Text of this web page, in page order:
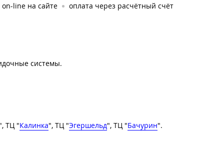
on-line на сайте
оплата через расчётный счёт
системы.
", ТЦ "Калинка", ТЦ "Эгершельд", ТЦ "Бачурин".